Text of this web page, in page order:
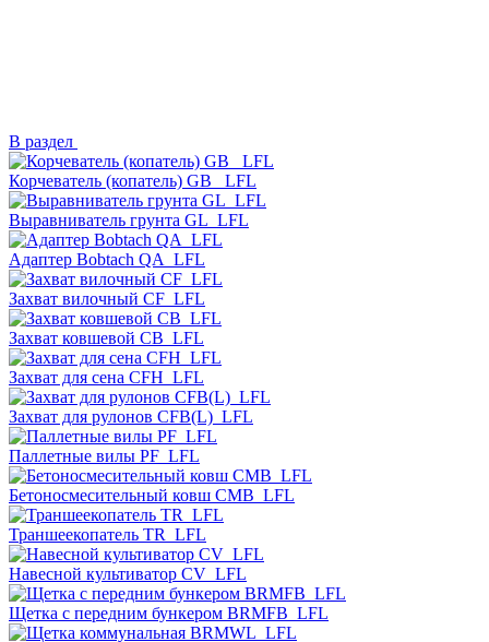
В раздел
Корчеватель (копатель) GB_ LFL
Выравниватель грунта GL_LFL
Адаптер Bobtach QA_LFL
Захват вилочный CF_LFL
Захват ковшевой CB_LFL
Захват для сена CFH_LFL
Захват для рулонов CFB(L)_LFL
Паллетные вилы PF_LFL
Бетоносмесительный ковш CMB_LFL
Траншеекопатель TR_LFL
Навесной культиватор CV_LFL
Щетка с передним бункером BRMFB_LFL